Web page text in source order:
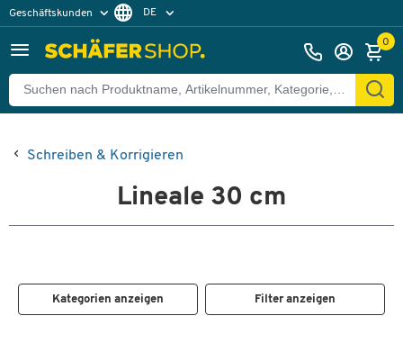
Geschäftskunden DE
0
Schreiben & Korrigieren
Lineale 30 cm
Kategorien anzeigen Filter anzeigen